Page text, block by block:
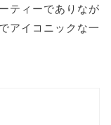
ティーでありなが
アイコニックな一